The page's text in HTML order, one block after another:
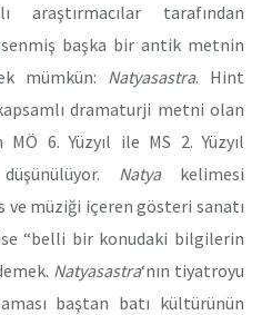
araştırmacılar tarafından
başka bir antik metnin
mümkün: Natyasastra. Hint
dramaturji metni olan
MÖ 6. Yüzyıl ile MS 2. Yüzyıl
Natyakelimesi
ve müziği içeren gösteri sanatı
“belli bir konudaki bilgilerin
Natyasastra‘nın tiyatroyu
baştan batı kültürünün